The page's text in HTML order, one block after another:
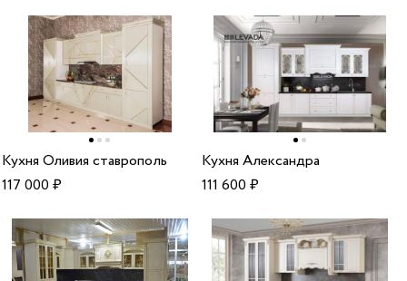
Кухня Оливия ставрополь
117 000₽
Кухня Александра
111 600₽